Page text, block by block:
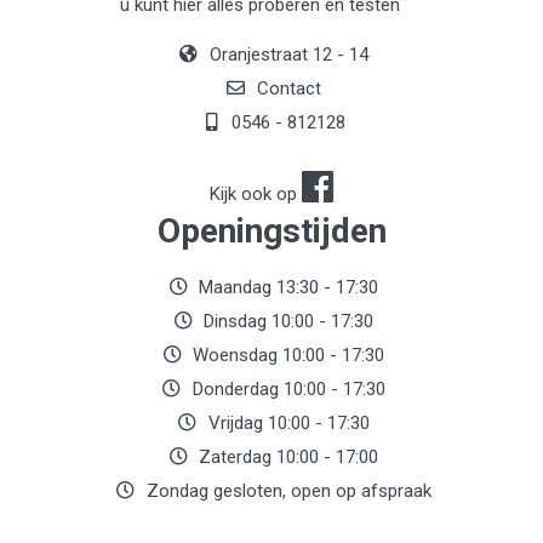
hardware en software over te nemen - met of zonder
een computer. Aangepaste modi sturen tegelijkertijd
Midi-opdrachten naar software en hardware. De
Launchpad Pro Mk3 kan worden aangesloten op
verschillende hardware met behulp van de Midi In, Out
en Out 2 /Thru-poorten op 3,5 mm jack-connectoren.
Novation biedt ook toegang tot zijn Sound Collective &
Splice Sounds-programma's.
u kunt hier alles proberen en testen
Oranjestraat 12 - 14
Contact
0546 - 812128
Kijk ook op
Openingstijden
Maandag 13:30 - 17:30
Dinsdag 10:00 - 17:30
Woensdag 10:00 - 17:30
Donderdag 10:00 - 17:30
Vrijdag 10:00 - 17:30
Zaterdag 10:00 - 17:00
Zondag gesloten, open op afspraak